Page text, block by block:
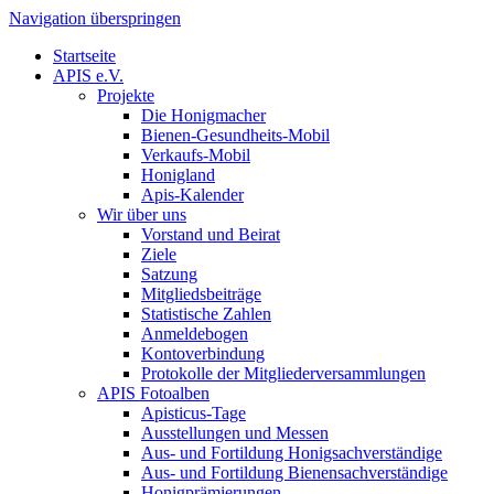
Navigation überspringen
Startseite
APIS e.V.
Projekte
Die Honigmacher
Bienen-Gesundheits-Mobil
Verkaufs-Mobil
Honigland
Apis-Kalender
Wir über uns
Vorstand und Beirat
Ziele
Satzung
Mitgliedsbeiträge
Statistische Zahlen
Anmeldebogen
Kontoverbindung
Protokolle der Mitgliederversammlungen
APIS Fotoalben
Apisticus-Tage
Ausstellungen und Messen
Aus- und Fortildung Honigsachverständige
Aus- und Fortildung Bienensachverständige